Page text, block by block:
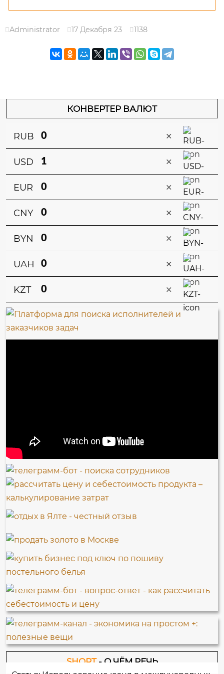
Administrator 17 Декабря 23 1138
КОНВЕРТЕР ВАЛЮТ
RUB ×
USD ×
EUR ×
CNY ×
BYN ×
UAH ×
KZT ×
SHORT- О ЧЁМ РЕЧЬ